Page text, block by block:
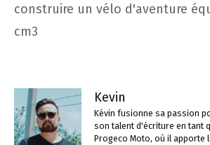
construire un vélo d'aventure
cm3
Kevin
Kévin fusionne sa passion
son talent d'écriture en tant
Progeco Moto, où il apporte